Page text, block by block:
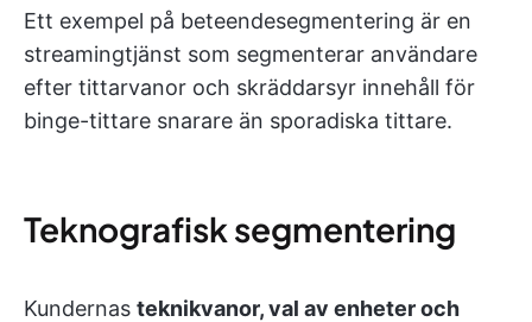
Ett exempel på beteendesegmentering är en
streamingtjänst som segmenterar användare
efter tittarvanor och skräddarsyr innehåll för
binge-tittare snarare än sporadiska tittare.
Teknografisk segmentering
Kundernas teknikvanor, val av enheter och